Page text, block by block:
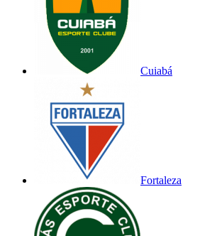
Cuiabá
Fortaleza